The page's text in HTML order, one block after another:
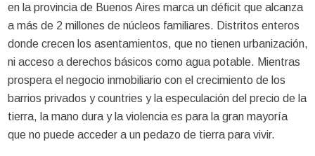
en la provincia de Buenos Aires marca un déficit que alcanza
a más de 2 millones de núcleos familiares. Distritos enteros
donde crecen los asentamientos, que no tienen urbanización,
ni acceso a derechos básicos como agua potable. Mientras
prospera el negocio inmobiliario con el crecimiento de los
barrios privados y countries y la especulación del precio de la
tierra, la mano dura y la violencia es para la gran mayoría
que no puede acceder a un pedazo de tierra para vivir.